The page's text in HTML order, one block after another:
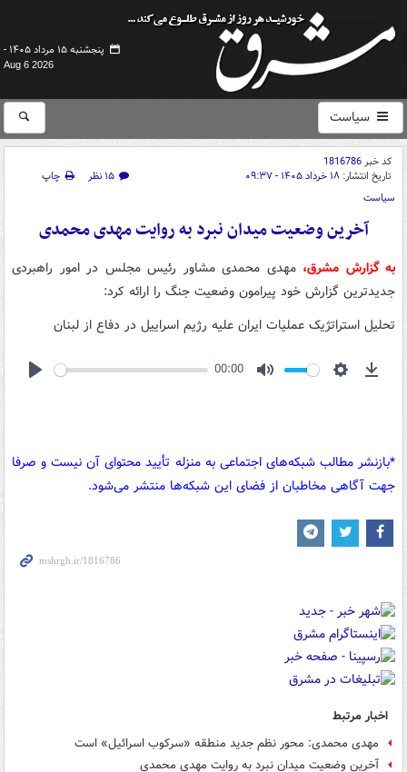
پنجشنبه ۱۵ مرداد ۱۴۰۵ -
Aug 6 2026
سیاست
کد خبر1816786
تاریخ انتشار: ۱۸ خرداد ۱۴۰۵ - ۰۹:۳۷ ۱۵ نظر
چاپ
سیاست
آخرین وضعیت میدان نبرد به روایت مهدی محمدی
به گزارش مشرق،مهدی محمدی مشاور رئیس مجلس در امور راهبردی
جدیدترین گزارش خود پیرامون وضعیت جنگ را ارائه کرد:
تحلیل استراتژیک عملیات ایران علیه رژیم اسراییل در دفاع از لبنان
00:00
*بازنشر مطالب شبکه‌های اجتماعی به منزله تأیید محتوای آن نیست و صرفا
جهت آگاهی مخاطبان از فضای این شبکه‌ها منتشر می‌شود.
اخبار مرتبط
مهدی محمدی: محور نظم جدید منطقه «سرکوب اسرائیل» است
آخرین وضعیت میدان نبرد به روایت مهدی محمدی